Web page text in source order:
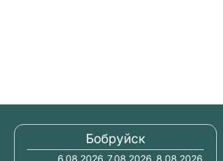
Бобруйск